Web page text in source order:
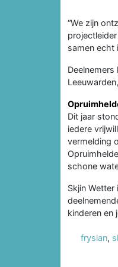
“We zijn
samen echt
Dit jaar
iedere
vermelding
schone
Skjin
kinderen en
fryslan,